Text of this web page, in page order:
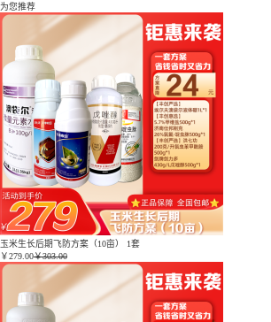
为您推荐
玉米生长后期飞防方案（10亩） 1套
￥279.00￥303.00